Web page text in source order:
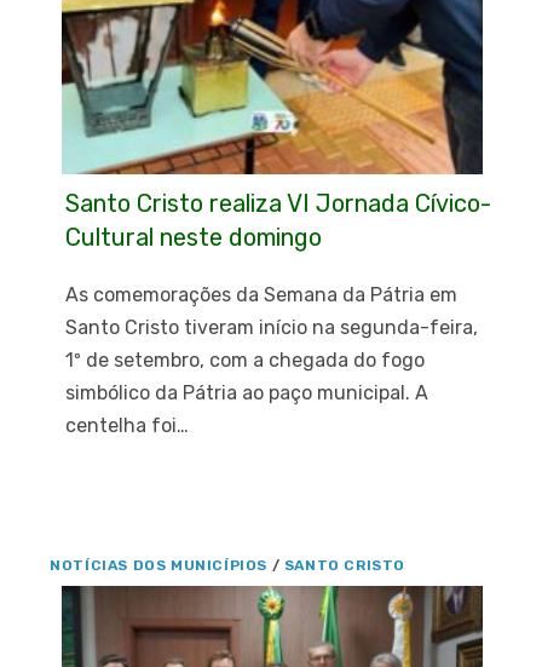
Santo Cristo realiza VI Jornada Cívico-
Cultural neste domingo
As comemorações da Semana da Pátria em
Santo Cristo tiveram início na segunda-feira,
1º de setembro, com a chegada do fogo
simbólico da Pátria ao paço municipal. A
centelha foi…
NOTÍCIAS DOS MUNICÍPIOS / SANTO CRISTO